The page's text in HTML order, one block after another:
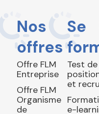
Nos
offres
Offre FLM
Entreprise
Offre FLM
Organisme
de
Se
Test de
et
e-